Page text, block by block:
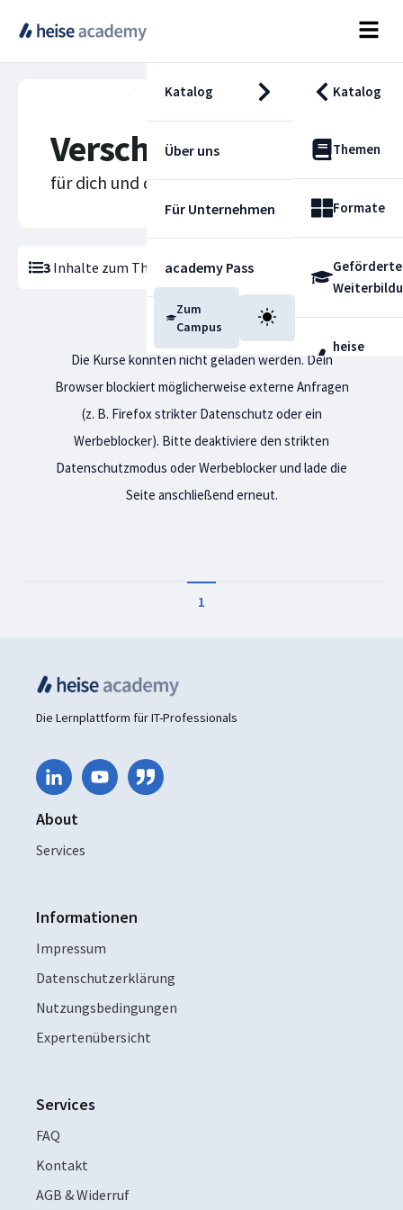
Katalog Katalog
Themen
Formate
Geförderte
heise
Über uns
Für Unternehmen
academy Pass
Blog
Zum
Campus
Verschlüsselung
für dich und deine Karriere
3 Inhalte zum ThemaVerschlüsselung gefunden
Die Kurse konnten nicht geladen werden. Dein
Browser blockiert möglicherweise externe Anfragen
(z. B. Firefox strikter Datenschutz oder ein
Werbeblocker). Bitte deaktiviere den strikten
Datenschutzmodus oder Werbeblocker und lade die
Seite anschließend erneut.
1
Die Lernplattform für IT-Professionals
About
Services
Informationen
Impressum
Datenschutzerklärung
Nutzungsbedingungen
Expertenübersicht
Services
FAQ
Kontakt
AGB & Widerruf